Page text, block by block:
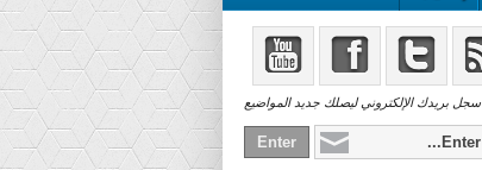
سجل بريدك الإلكتروني ليصلك جديد المواضيع